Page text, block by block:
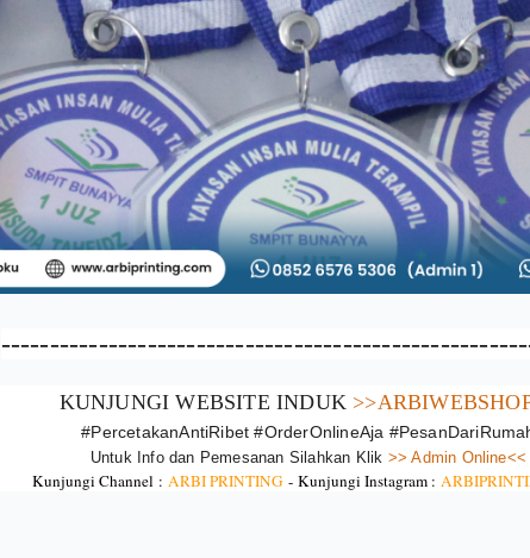
KUNJUNGI WEBSITE INDUK
#PercetakanAntiRibet #OrderOnlineAja
Untuk Info dan Pemesanan Silahkan Klik >> Admin Online<<
Kunjungi Channel : ARBI PRINTING - Kunjungi Instagram :